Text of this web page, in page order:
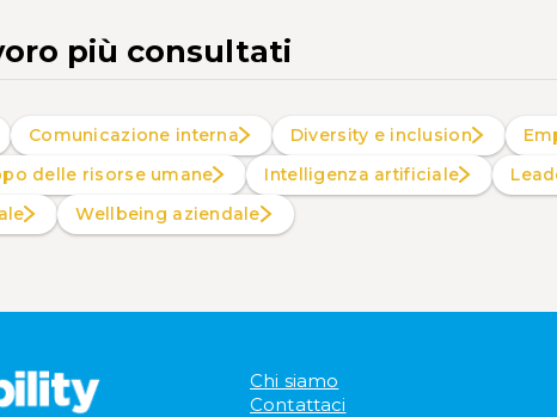
più consultati
Comunicazione interna Diversity e inclusion
delle risorse umane
intelligenza artificiale
Wellbeing aziendale
Chi siamo
Contattaci